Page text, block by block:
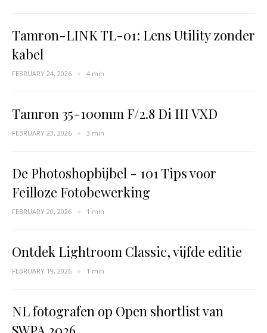
Tamron-LINK TL-01: Lens Utility zonder
kabel
FEBRUARY 24, 2026 4 min
Tamron 35-100mm F/2.8 Di III VXD
FEBRUARY 23, 2026 3 min
De Photoshopbijbel - 101 Tips voor
Feilloze Fotobewerking
FEBRUARY 20, 2026 1 min
Ontdek Lightroom Classic, vijfde editie
FEBRUARY 19, 2026 1 min
NL fotografen op Open shortlist van